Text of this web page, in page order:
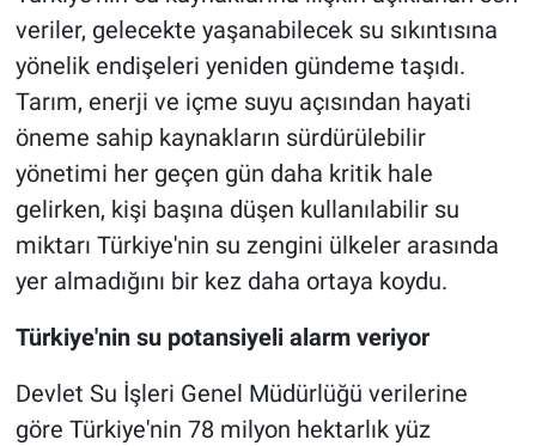
veriler, gelecekte yaşanabilecek su sıkıntısına
yönelik endişeleri yeniden gündeme taşıdı.
Tarım, enerji ve içme suyu açısından hayati
öneme sahip kaynakların sürdürülebilir
yönetimi her geçen gün daha kritik hale
gelirken, kişi başına düşen kullanılabilir su
miktarı Türkiye'nin su zengini ülkeler arasında
yer almadığını bir kez daha ortaya koydu.
Türkiye'nin su potansiyeli alarm veriyor
Devlet Su İşleri Genel Müdürlüğü verilerine
göre Türkiye'nin 78 milyon hektarlık yüz
Siyaset
Yaşam
Spor
Nöbetçi Eczaneler